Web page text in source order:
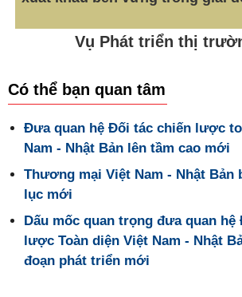
Vụ Phát triển thị
Có thể bạn quan tâm
Đưa quan hệ Đối tác chiến lược
Nam - Nhật Bản lên tầm cao mới
Thương mại Việt Nam - Nhật Bản
lục mới
Dấu mốc quan trọng đưa quan hệ
lược Toàn diện Việt Nam - Nhật
đoạn phát triển mới